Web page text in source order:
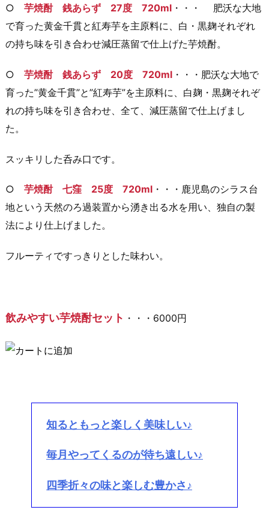
○ 芋焼酎 銭あらず 27度 720ml ・・・ 肥沃な大地
で育った黄金千貫と紅寿芋を主原料に、白・黒麹それぞれ
の持ち味を引き合わせ減圧蒸留で仕上げた芋焼酎。
○ 芋焼酎 銭あらず 20度 720ml ・・・肥沃な大地で
育った”黄金千貫”と”紅寿芋”を主原料に、白麹・黒麹それぞ
れの持ち味を引き合わせ、全て、減圧蒸留で仕上げまし
た。
スッキリした呑み口です。
○ 芋焼酎 七窪 25度 720ml ・・・鹿児島のシラス台
地という天然のろ過装置から湧き出る水を用い、独自の製
法により仕上げました。
フルーティですっきりとした味わい。
飲みやすい芋焼酎セット ・・・6000円
知るともっと楽しく美味しい♪
毎月やってくるのが待ち遠しい♪
四季折々の味と楽しむ豊かさ♪